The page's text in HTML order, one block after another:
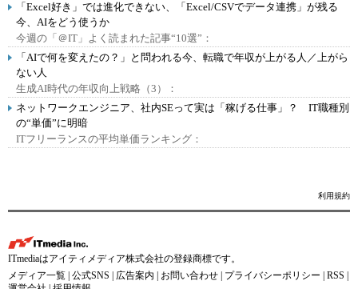
「Excel好き」では進化できない、「Excel/CSVでデータ連携」が残る
今、AIをどう使うか
今週の「＠IT」よく読まれた記事“10選”：
「AIで何を変えたの？」と問われる今、転職で年収が上がる人／上がら
ない人
生成AI時代の年収向上戦略（3）：
ネットワークエンジニア、社内SEって実は「稼げる仕事」？ IT職種別
の“単価”に明暗
ITフリーランスの平均単価ランキング：
利用規約
ITmediaはアイティメディア株式会社の登録商標です。
メディア一覧 公式SNS 広告案内 お問い合わせ プライバシーポリシー RSS